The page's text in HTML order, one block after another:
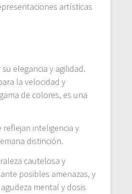
artísticas
elegancia y agilidad.
la velocidad y
de colores, es una
reflejan inteligencia y
emana distinción.
cautelosa y
posibles amenazas, y
mental y dosis